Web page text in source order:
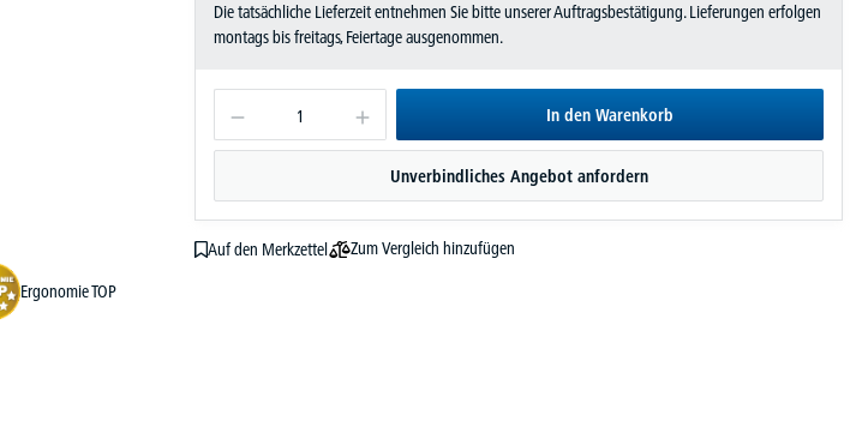
Die tatsächliche Lieferzeit entnehmen Sie bitte unserer Auftragsbestätigung. Lieferungen erfolgen
montags bis freitags, Feiertage ausgenommen.
In den Warenkorb
Unverbindliches Angebot anfordern
Auf den Merkzettel
Zum Vergleich hinzufügen
Ergonomie TOP